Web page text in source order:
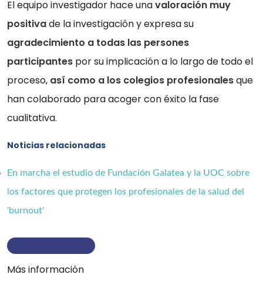
El equipo investigador hace unavaloración muy
positivade la investigación y expresa su
agradecimiento a todas las persones
participantes por su implicación a lo largo de todo el
proceso, así como a los colegios profesionalesque
han colaborado para acoger con éxito la fase
cualitativa.
Noticias relacionadas
En marcha el estudio de Fundación Galatea y la UOC sobre
los factores que protegen los profesionales de la salud del
'burnout'
Más información